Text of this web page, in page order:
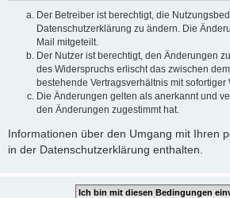
Der Betreiber ist berechtigt, die
Datenschutzerklärung zu ändern. Die
Mail mitgeteilt.
Der Nutzer ist berechtigt, den Änderungen
des Widerspruchs erlischt das zwischen
bestehende Vertragsverhältnis mit sofortiger
Die Änderungen gelten als anerkannt und
den Änderungen zugestimmt hat.
Informationen über den Umgang mit Ihren
in der Datenschutzerklärung enthalten.